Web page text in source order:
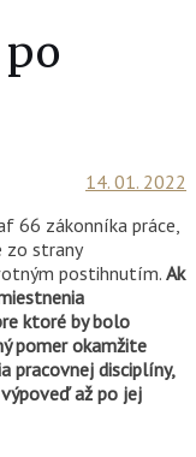
14. 01. 2022
66 zákonníka práce,
zo strany
postihnutím. Ak
ktoré by bolo
pomer okamžite
pracovnej disciplíny,
až po jej